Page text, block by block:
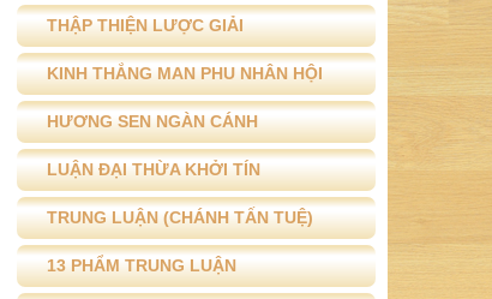
THẬP THIỆN LƯỢC GIẢI
KINH THẮNG MAN PHU NHÂN HỘI
HƯƠNG SEN NGÀN CÁNH
LUẬN ĐẠI THỪA KHỞI TÍN
TRUNG LUẬN (CHÁNH TẤN TUỆ)
13 PHẨM TRUNG LUẬN